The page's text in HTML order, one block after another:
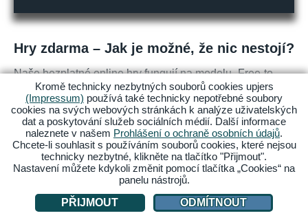
Hry zdarma – Jak je možné, že nic nestojí?
Naše bezplatné online hry fungují na modelu „Free-to-
Play“. Můžeš je hrát kdykoli a zcela zdarma – bez
povinných nákupů, bez předplatného, bez automatických
plateb. U upjers tě nečeká nucená reklama – pokud
chceš, můžeš dobrovolně sledovat videa a získat drobné
odměny. Některé hry nabízejí doplňkové prvky jako
dekorace nebo zrychlení času – ale vše je naprosto
volitelné.
Naše filozofie: férově, dobrovolně, zdarma – žádné „pay-
to-win“. Ty rozhoduješ, jak intenzivně budeš hrát.
Kromě technicky nezbytných souborů cookies upjers
(Impressum) používá také technicky nepotřebné soubory
cookies na svých webových stránkách k analýze uživatelských
dat a poskytování služeb sociálních médií. Další informace
naleznete v našem Prohlášení o ochraně osobních údajů.
Chcete-li souhlasit s používáním souborů cookies, které nejsou
technicky nezbytné, klikněte na tlačítko "Přijmout".
Nastavení můžete kdykoli změnit pomocí tlačítka „Cookies“ na
panelu nástrojů.
PŘIJMOUT
ODMÍTNOUT